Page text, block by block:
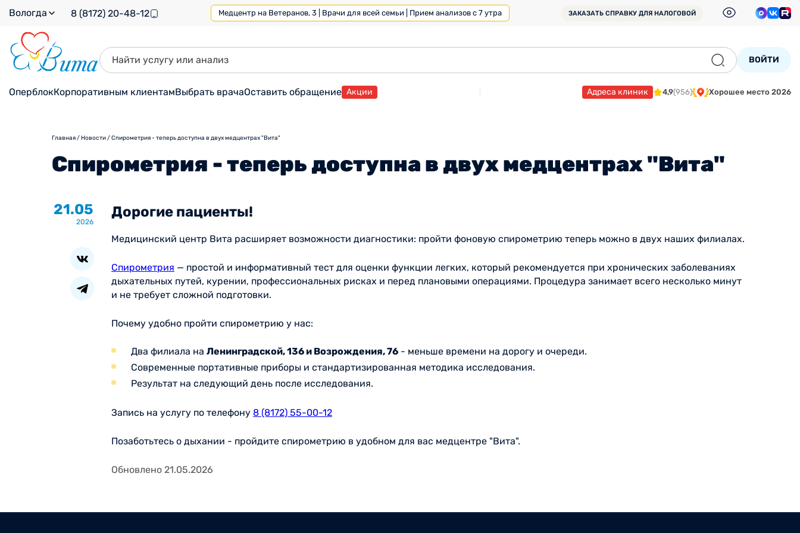
Вологда 8 (8172) 20-48-12 Медцентр на Ветеранов, 3 | Врачи для всей семьи | Прием анализов с 7 утра ЗАКАЗАТЬ СПРАВКУ ДЛЯ НАЛОГОВОЙ
ВОЙТИ
ОперблокКорпоративным клиентамВыбрать врачаОставить обращение Акции Адреса клиник 4,9(956) Хорошее место 2026
Главная/Новости/Спирометрия - теперь доступна в двух медцентрах "Вита"
Спирометрия - теперь доступна в двух медцентрах "Вита"
21.05
2026
Дорогие пациенты!
Медицинский центр Вита расширяет возможности диагностики: пройти фоновую спирометрию теперь можно в двух наших филиалах.
Спирометрия — простой и информативный тест для оценки функции легких, который рекомендуется при хронических заболеваниях
дыхательных путей, курении, профессиональных рисках и перед плановыми операциями. Процедура занимает всего несколько минут
и не требует сложной подготовки.
Почему удобно пройти спирометрию у нас:
Два филиала на Ленинградской, 136 и Возрождения, 76 - меньше времени на дорогу и очереди.
Современные портативные приборы и стандартизированная методика исследования.
Результат на следующий день после исследования.
Запись на услугу по телефону 8 (8172) 55-00-12
Позаботьтесь о дыхании - пройдите спирометрию в удобном для вас медцентре "Вита".
Обновлено 21.05.2026